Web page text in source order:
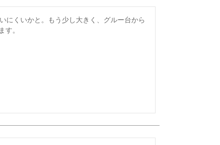
にくいかと。もう少し大きく、グルー台から
す。